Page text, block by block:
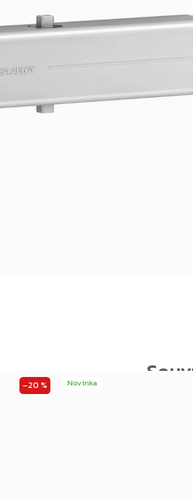
–20 % Novinka